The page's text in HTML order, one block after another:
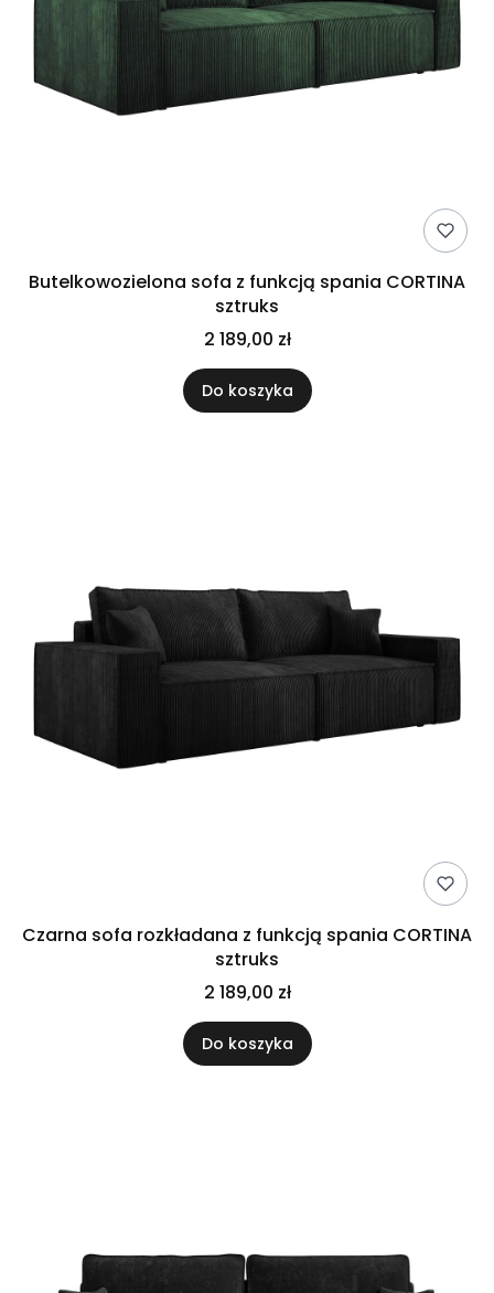
Butelkowozielona sofa z funkcją spania CORTINA
sztruks
2 189,00 zł
Do koszyka
Czarna sofa rozkładana z funkcją spania CORTINA
sztruks
2 189,00 zł
Do koszyka